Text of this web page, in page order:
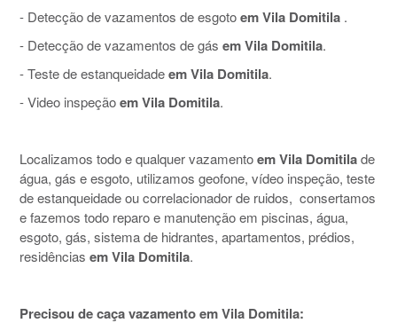
- Detecção de vazamentos de esgotoem Vila Domitila .
- Detecção de vazamentos de gás em Vila Domitila.
- Teste de estanqueidadeem Vila Domitila.
- Video inspeçãoem Vila Domitila.
Localizamos todo e qualquer vazamentoem Vila Domitilade
água, gás e esgoto, utilizamos geofone, vídeo inspeção, teste
de estanqueidade ou correlacionador de ruidos, consertamos
e fazemos todo reparo e manutenção em piscinas, água,
esgoto, gás, sistema de hidrantes, apartamentos, prédios,
residências em Vila Domitila.
Precisou de caça vazamento em Vila Domitila: